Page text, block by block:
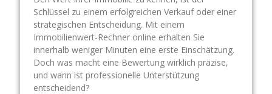
Schlüssel zu einem erfolgreichen Verkauf oder einer
strategischen Entscheidung. Mit einem
Immobilienwert-Rechner online erhalten Sie
innerhalb weniger Minuten eine erste Einschätzung.
Doch was macht eine Bewertung wirklich präzise,
und wann ist professionelle Unterstützung
entscheidend?